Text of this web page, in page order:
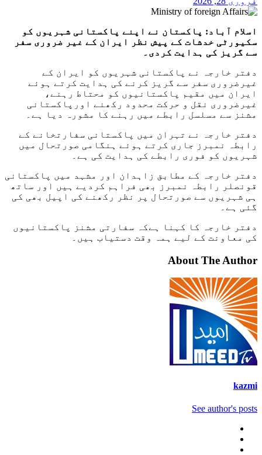
اسلام آباد: پاکستان نے اپنے پاکستانی شہریوں کو
سکیورٹی خدشات کے پیش نظر ایران کے غیر ضروری سفر
سے گریز کی ہدایت کردی۔
دفتر خارجہ نے پاکستانی شہریوں کو ایران کے
غیرضروری سفر سے گریز کرنے کی ہدایت کرتے ہوئے
ایران میں مقیم پاکستانیوں کو محتاط رہنے،
غیرضروری نقل و حرکت محدود رکھنے اورپاکستانی
مشنز سے مسلسل رابطے میں رہنے کا مشورہ دیا ہے۔
دفتر خارجہ نے تہران میں پاکستانی سفارتخانے کے
رابطہ نمبرز جاری کرتے ہوئے ہنگامی صورتحال میں
شہریوں کو فوری رابطے کی ہدایت کی ہے۔
دفتر خارجہ کے مطابق زاہدان اور مشہد میں پاکستانی
قونصلر رابطہ نمبرز بھی فراہم کردیے ہیں اور ساتھ
ہی شہریوں سے صورتحال پر نظر رکھنے کی اپیل بھی کی
گئی ہے۔
دفتر خارجہ کا کہنا ہےکہ سفارتی مشنز پاکستانیوں
کی معاونت کے لیے ہمہ وقت دستیاب ہیں۔
About The Author
kazmi
See author's posts